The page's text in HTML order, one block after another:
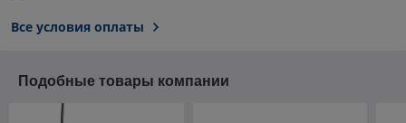
Все условия оплаты
Подобные товары компании